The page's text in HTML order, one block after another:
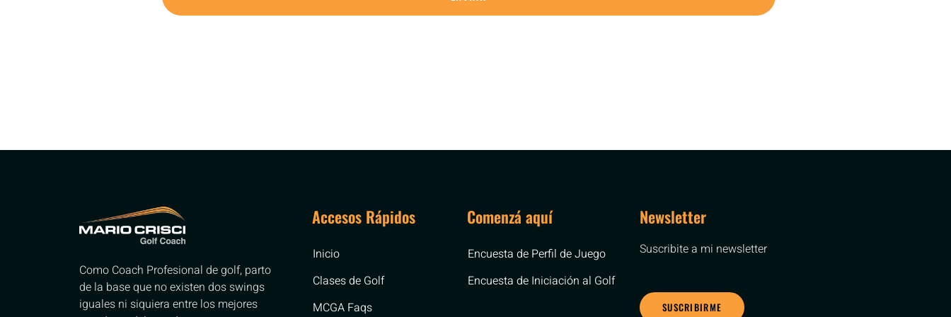
Como Coach Profesional de golf, parto
de la base que no existen dos swings
iguales ni siquiera entre los mejores
Accesos Rápidos
Inicio
Clases de Golf
MCGA Faqs
Comenzá aquí
Encuesta de Perfil de Juego
Encuesta de Iniciación al Golf
Newsletter
Suscribite a mi newsletter
SUSCRIBIRME